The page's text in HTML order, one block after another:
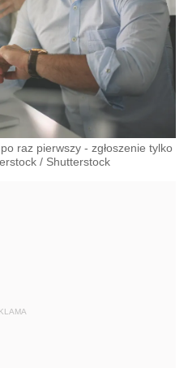
raz pierwszy - zgłoszenie tylko
/ Shutterstock